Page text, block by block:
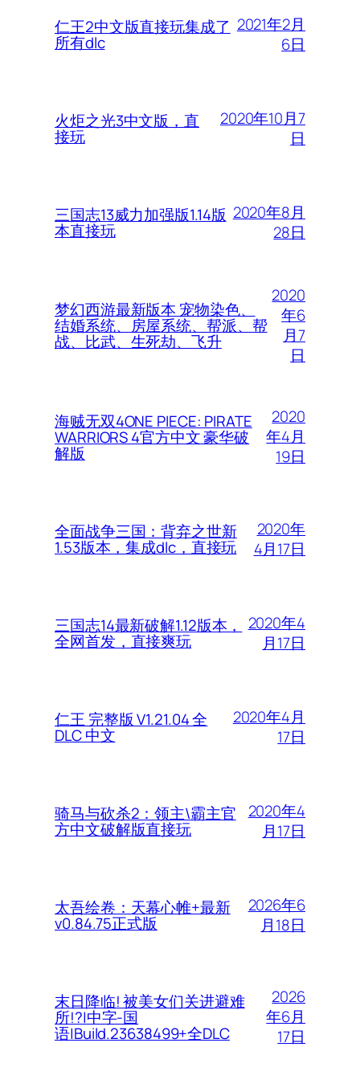
仁王2中文版直接玩集成了
所有dlc
2021年2月
6日
火炬之光3中文版，直
接玩
2020年10月7
日
三国志13威力加强版1.14版
本直接玩
2020年8月
28日
梦幻西游最新版本 宠物染色、
结婚系统、房屋系统、帮派、帮
战、比武、生死劫、飞升
2020
年6
月7
日
海贼无双4ONE PIECE: PIRATE
WARRIORS 4官方中文 豪华破
解版
2020
年4月
19日
全面战争三国：背弃之世新
1.53版本，集成dlc，直接玩
2020年
4月17日
三国志14最新破解1.12版本，
全网首发，直接爽玩
2020年4
月17日
仁王 完整版 V1.21.04 全
DLC 中文
2020年4月
17日
骑马与砍杀2：领主\霸主官
方中文破解版直接玩
2020年4
月17日
太吾绘卷：天幕心帷+最新
v0.84.75正式版
2026年6
月18日
末日降临! 被美女们关进避难
所!?|中字-国
语|Build.23638499+全DLC
2026
年6月
17日